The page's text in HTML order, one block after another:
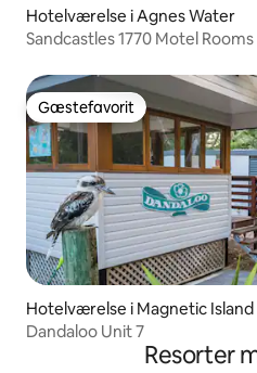
Hotelværelse i Agnes Water
Sandcastles 1770 Motel Rooms
Gæstefavorit
Gæstefavorit
Hotelværelse i Magnetic Island
Dandaloo Unit 7
Resorter